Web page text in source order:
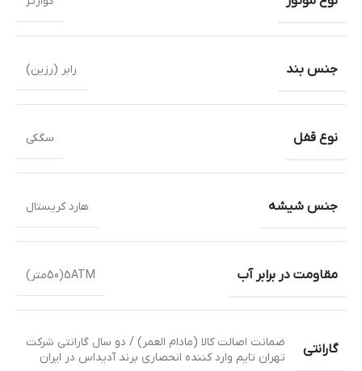
جنس بند رابر (رزین)
نوع قفل سگکی
جنس شیشه هارد کریستال
مقاومت در برابر آب 5ATM(50متر)
گارانتی
ضمانت اصالت کالا (مادام العمر) / دو سال گارانتی شرکت
تهران تایم وارد کننده انحصاری برند آدیداس در ایران